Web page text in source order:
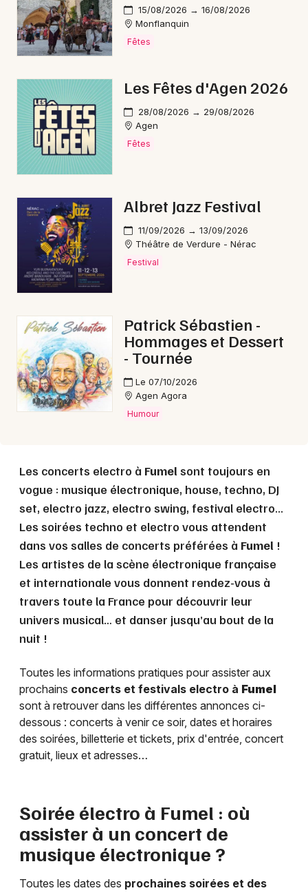
Artistes en tournée
Actus à Fumel
Magazine à Fumel
47 - Lot-et-Garonne
Choisir mes départements
Mon email
15/08/2026 → 16/08/2026
Monflanquin
Fêtes
Les Fêtes d'Agen 2026
28/08/2026 → 29/08/2026
Agen
Fêtes
Albret Jazz Festival
11/09/2026 → 13/09/2026
Théâtre de Verdure - Nérac
Festival
Patrick Sébastien -
Hommages et Dessert
- Tournée
Le 07/10/2026
Agen Agora
Humour
Les concerts electro à Fumel sont toujours en
vogue : musique électronique, house, techno, DJ
set, electro jazz, electro swing, festival electro...
Les soirées techno et electro vous attendent
dans vos salles de concerts préférées à Fumel !
Les artistes de la scène électronique française
et internationale vous donnent rendez-vous à
travers toute la France pour découvrir leur
univers musical… et danser jusqu’au bout de la
nuit !
Toutes les informations pratiques pour assister aux
prochains concerts et festivals electro à Fumel
sont à retrouver dans les différentes annonces ci-
dessous : concerts à venir ce soir, dates et horaires
des soirées, billetterie et tickets, prix d'entrée, concert
gratuit, lieux et adresses…
Soirée électro à Fumel : où
assister à un concert de
musique électronique ?
Toutes les dates des prochaines soirées et des